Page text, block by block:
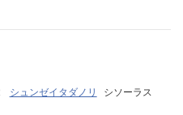
シュンゼイタダノリ シソーラス